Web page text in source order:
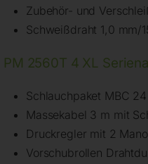
Zubehör- und
Schweißdraht 1,0 mm/
PM 2560T 4 XL
Schlauchpaket MBC 24
Massekabel 3 m mit
Druckregler mit 2
Vorschubrollen